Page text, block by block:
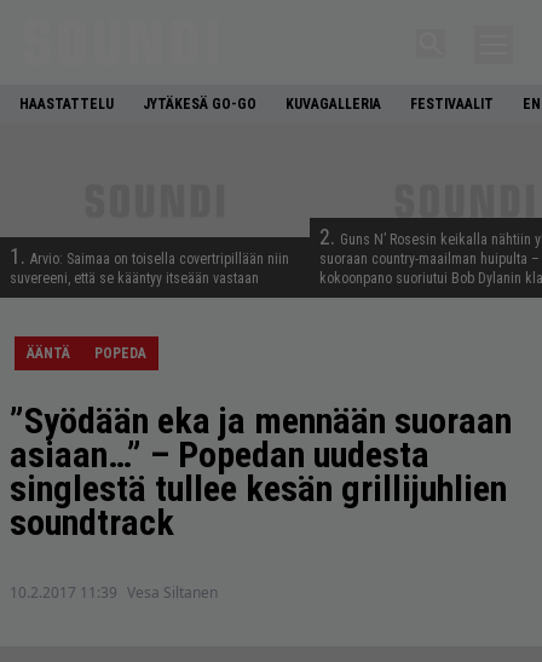
HAASTATTELU JYTÄKESÄ GO-GO KUVAGALLERIA FESTIVAALIT
1. Arvio: Saimaa on toisella covertripillään niin
suvereeni, että se kääntyy itseään vastaan
2. Guns N’ Rosesin keikalla nähtiin
suoraan country-maailman huipulta
kokoonpano suoriutui Bob Dylanin
ÄÄNTÄ POPEDA
”Syödään eka ja mennään suoraan
asiaan…” – Popedan uudesta
singlestä tullee kesän grillijuhlien
soundtrack
10.2.2017 11:39 Vesa Siltanen